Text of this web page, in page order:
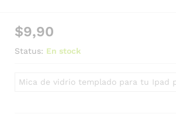
$9,90
Status: En stock
Mica de vidrio templado para tu Ipad